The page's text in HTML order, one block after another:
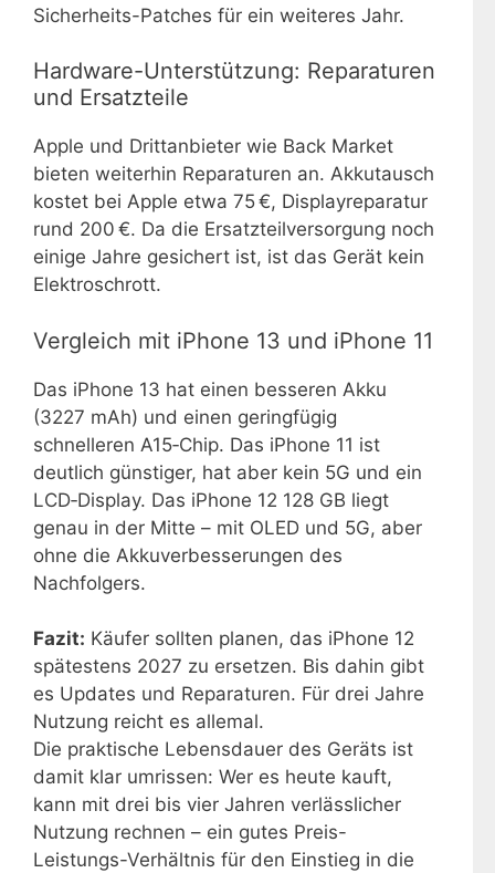
Sicherheits-Patches für ein weiteres Jahr.
Hardware-Unterstützung: Reparaturen
und Ersatzteile
Apple und Drittanbieter wie Back Market
bieten weiterhin Reparaturen an. Akkutausch
kostet bei Apple etwa 75 €, Displayreparatur
rund 200 €. Da die Ersatzteilversorgung noch
einige Jahre gesichert ist, ist das Gerät kein
Elektroschrott.
Vergleich mit iPhone 13 und iPhone 11
Das iPhone 13 hat einen besseren Akku
(3227 mAh) und einen geringfügig
schnelleren A15‑Chip. Das iPhone 11 ist
deutlich günstiger, hat aber kein 5G und ein
LCD‑Display. Das iPhone 12 128 GB liegt
genau in der Mitte – mit OLED und 5G, aber
ohne die Akkuverbesserungen des
Nachfolgers.
Fazit: Käufer sollten planen, das iPhone 12
spätestens 2027 zu ersetzen. Bis dahin gibt
es Updates und Reparaturen. Für drei Jahre
Nutzung reicht es allemal.
Die praktische Lebensdauer des Geräts ist
damit klar umrissen: Wer es heute kauft,
kann mit drei bis vier Jahren verlässlicher
Nutzung rechnen – ein gutes Preis-
Leistungs-Verhältnis für den Einstieg in die